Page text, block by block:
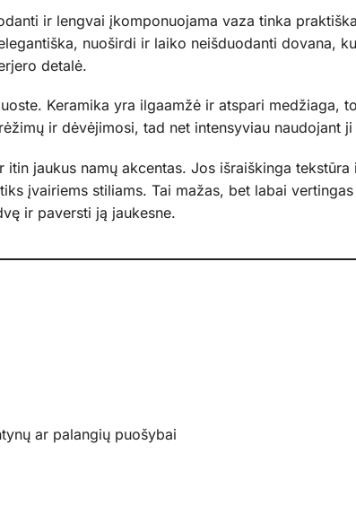
ir lengvai įkomponuojama vaza tinka
nuoširdi ir laiko neišduodanti dovana,
detalė.
Keramika yra ilgaamžė ir atspari medžiaga,
ir dėvėjimosi, tad net intensyviau naudojant
jaukus namų akcentas. Jos išraiškinga
įvairiems stiliams. Tai mažas, bet labai
ir paversti ją jaukesne.
ar palangių puošybai